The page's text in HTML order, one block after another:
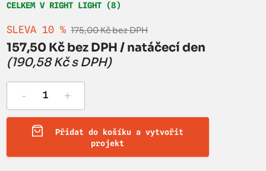
CELKEM V RIGHT LIGHT (8)
SLEVA 10 % 175,00 Kč bez DPH
157,50 Kč bez DPH / natáčecí den
(190,58 Kč s DPH)
- +
Přidat do košíku a vytvořit
projekt